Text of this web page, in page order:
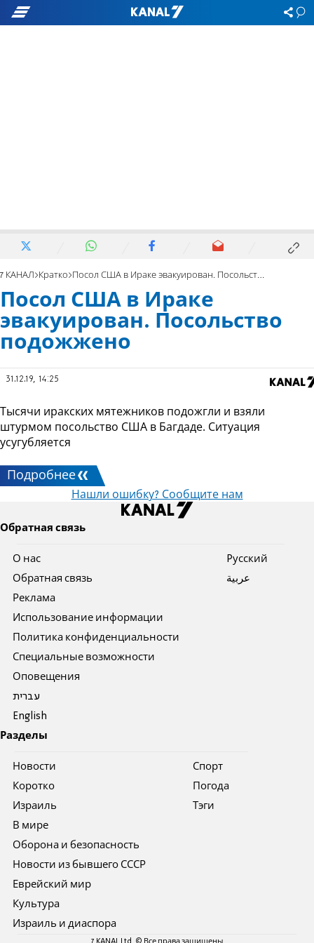
7 КАНАЛ Кратко Посол США в Ираке эвакуирован. Посольство подожжено
Посол США в Ираке
эвакуирован. Посольство
подожжено
31.12.19, 14:25
Тысячи иракских мятежников подожгли и взяли
штурмом посольство США в Багдаде. Ситуация
усугубляется
Подробнее
Нашли ошибку? Сообщите нам
Обратная связь
О нас
Обратная связь
Реклама
Использование информации
Политика конфиденциальности
Специальные возможности
Оповещения
עברית
English
Pусский
عربية
Разделы
Новости
Коротко
Израиль
В мире
Оборона и безопасность
Новости из бывшего СССР
Еврейский мир
Культура
Израиль и диаспора
Спорт
Погода
Тэги